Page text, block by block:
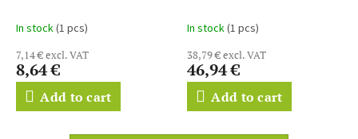
Dawn of Justice
In stock(1 pcs)
7,14 € excl. VAT
8,64 €
Add to cart
In stock(1 pcs)
38,79 € excl. VAT
46,94 €
Add to cart